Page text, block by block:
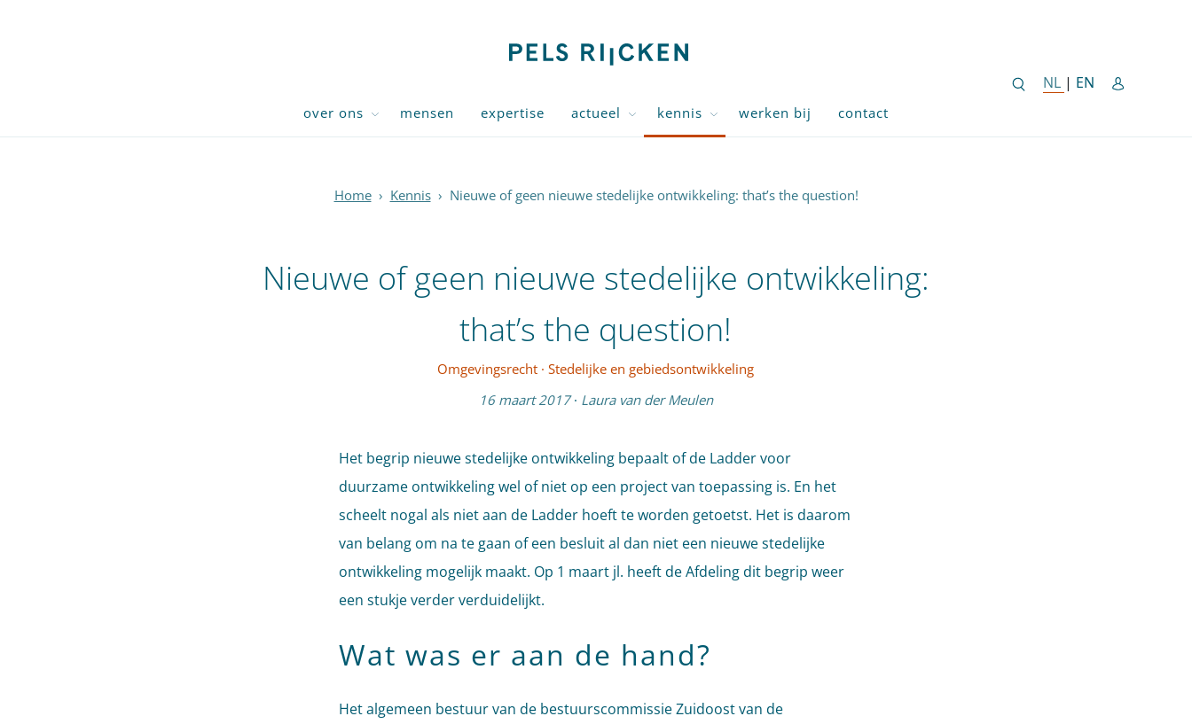
NL NEDERLANDSE
| EN ENGLISH
over ons mensen expertise actueel kennis werken bij contact
Home › Kennis › Nieuwe of geen nieuwe stedelijke ontwikkeling: that’s the question!
Nieuwe of geen nieuwe stedelijke ontwikkeling:
that’s the question!
Omgevingsrecht · Stedelijke en gebiedsontwikkeling
16 maart 2017 · Laura van der Meulen
Het begrip nieuwe stedelijke ontwikkeling bepaalt of de Ladder voor
duurzame ontwikkeling wel of niet op een project van toepassing is. En het
scheelt nogal als niet aan de Ladder hoeft te worden getoetst. Het is daarom
van belang om na te gaan of een besluit al dan niet een nieuwe stedelijke
ontwikkeling mogelijk maakt. Op 1 maart jl. heeft de Afdeling dit begrip weer
een stukje verder verduidelijkt.
Wat was er aan de hand?
Het algemeen bestuur van de bestuurscommissie Zuidoost van de